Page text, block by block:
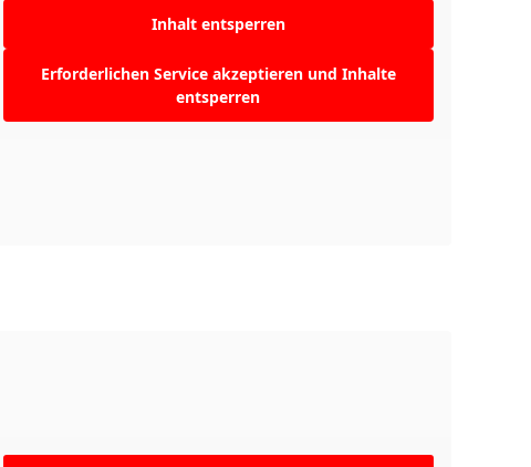
Inhalt entsperren
Erforderlichen Service akzeptieren und Inhalte
entsperren